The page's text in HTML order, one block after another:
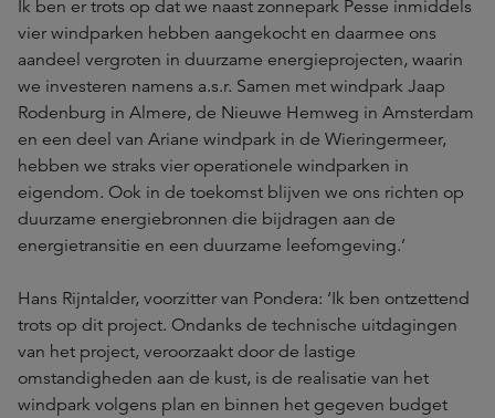
Ik ben er trots op dat we naast zonnepark Pesse inmiddels
vier windparken hebben aangekocht en daarmee ons
aandeel vergroten in duurzame energieprojecten, waarin
we investeren namens a.s.r. Samen met windpark Jaap
Rodenburg in Almere, de Nieuwe Hemweg in Amsterdam
en een deel van Ariane windpark in de Wieringermeer,
hebben we straks vier operationele windparken in
eigendom. Ook in de toekomst blijven we ons richten op
duurzame energiebronnen die bijdragen aan de
energietransitie en een duurzame leefomgeving.’
Hans Rijntalder, voorzitter van Pondera: ‘Ik ben ontzettend
trots op dit project. Ondanks de technische uitdagingen
van het project, veroorzaakt door de lastige
omstandigheden aan de kust, is de realisatie van het
windpark volgens plan en binnen het gegeven budget